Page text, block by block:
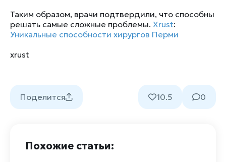
Таким образом, врачи подтвердили, что способны
решать самые сложные проблемы. Xrust:
Уникальные способности хирургов Перми
xrust
Поделится 10.5 0
Похожие статьи: